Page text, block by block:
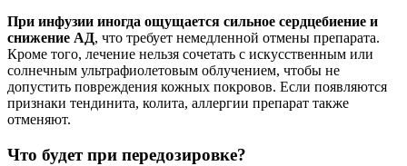
При инфузии иногда ощущается сильное сердцебиение и
снижение АД, что требует немедленной отмены препарата.
Кроме того, лечение нельзя сочетать с искусственным или
солнечным ультрафиолетовым облучением, чтобы не
допустить повреждения кожных покровов. Если появляются
признаки тендинита, колита, аллергии препарат также
отменяют.
Что будет при передозировке?